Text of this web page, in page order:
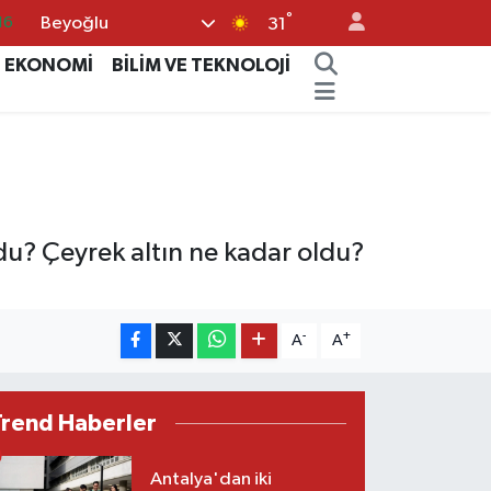
Beyoğlu 31 °
EKONOMİ
BİLİM VE TEKNOLOJİ
Çeyrek altın ne kadar oldu?
A- A+
Haberler
Antalya'dan iki